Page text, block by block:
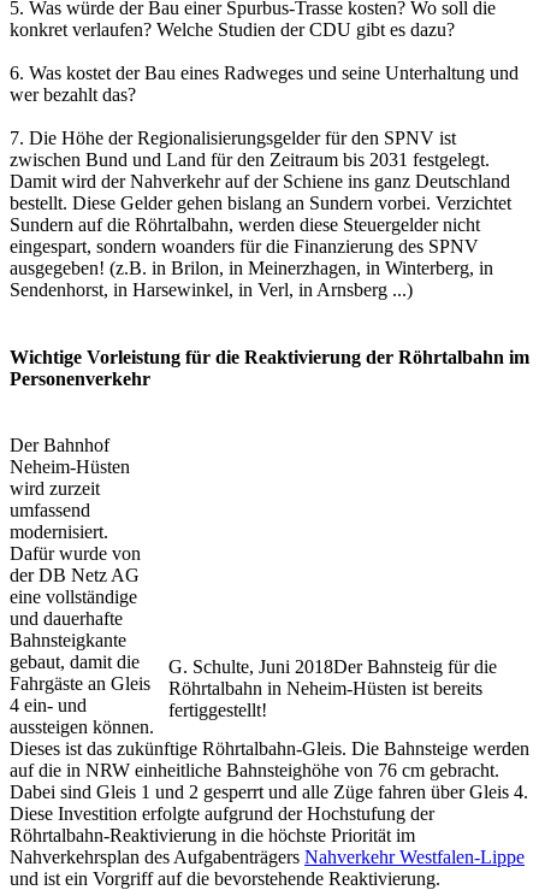
5. Was würde der Bau einer Spurbus-Trasse kosten? Wo soll die
konkret verlaufen? Welche Studien der CDU gibt es dazu?
6. Was kostet der Bau eines Radweges und seine Unterhaltung und
wer bezahlt das?
7. Die Höhe der Regionalisierungsgelder für den SPNV ist
zwischen Bund und Land für den Zeitraum bis 2031 festgelegt.
Damit wird der Nahverkehr auf der Schiene ins ganz Deutschland
bestellt. Diese Gelder gehen bislang an Sundern vorbei. Verzichtet
Sundern auf die Röhrtalbahn, werden diese Steuergelder nicht
eingespart, sondern woanders für die Finanzierung des SPNV
ausgegeben! (z.B. in Brilon, in Meinerzhagen, in Winterberg, in
Sendenhorst, in Harsewinkel, in Verl, in Arnsberg ...)
Wichtige Vorleistung für die Reaktivierung der Röhrtalbahn im
Personenverkehr
G. Schulte, Juni 2018Der Bahnsteig für die
Röhrtalbahn in Neheim-Hüsten ist bereits
fertiggestellt!
Der Bahnhof
Neheim-Hüsten
wird zurzeit
umfassend
modernisiert.
Dafür wurde von
der DB Netz AG
eine vollständige
und dauerhafte
Bahnsteigkante
gebaut, damit die
Fahrgäste an Gleis
4 ein- und
aussteigen können.
Dieses ist das zukünftige Röhrtalbahn-Gleis. Die Bahnsteige werden
auf die in NRW einheitliche Bahnsteighöhe von 76 cm gebracht.
Dabei sind Gleis 1 und 2 gesperrt und alle Züge fahren über Gleis 4.
Diese Investition erfolgte aufgrund der Hochstufung der
Röhrtalbahn-Reaktivierung in die höchste Priorität im
Nahverkehrsplan des Aufgabenträgers Nahverkehr Westfalen-Lippe
und ist ein Vorgriff auf die bevorstehende Reaktivierung.